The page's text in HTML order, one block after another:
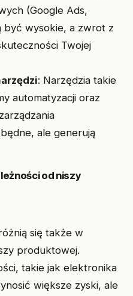
(Google Ads,
być wysokie, a zwrot z
Twojej
: Narzędzia takie
automatyzacji oraz
ale generują
od niszy
się także w
produktowej.
takie jak elektronika
większe zyski, ale